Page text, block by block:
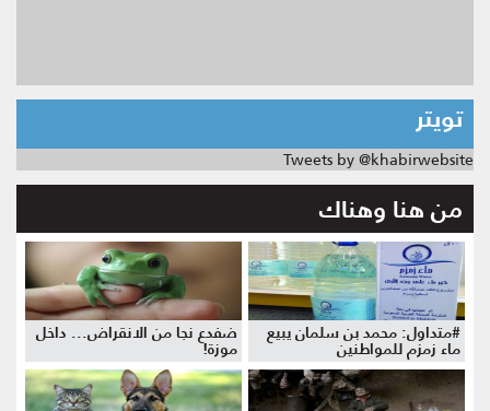
تويتر
Tweets by @khabirwebsite
من هنا وهناك
#متداول: محمد بن سلمان يبيع
ماء زمزم للمواطنين
ضفدع نجا من الانقراض... داخل
موزة!